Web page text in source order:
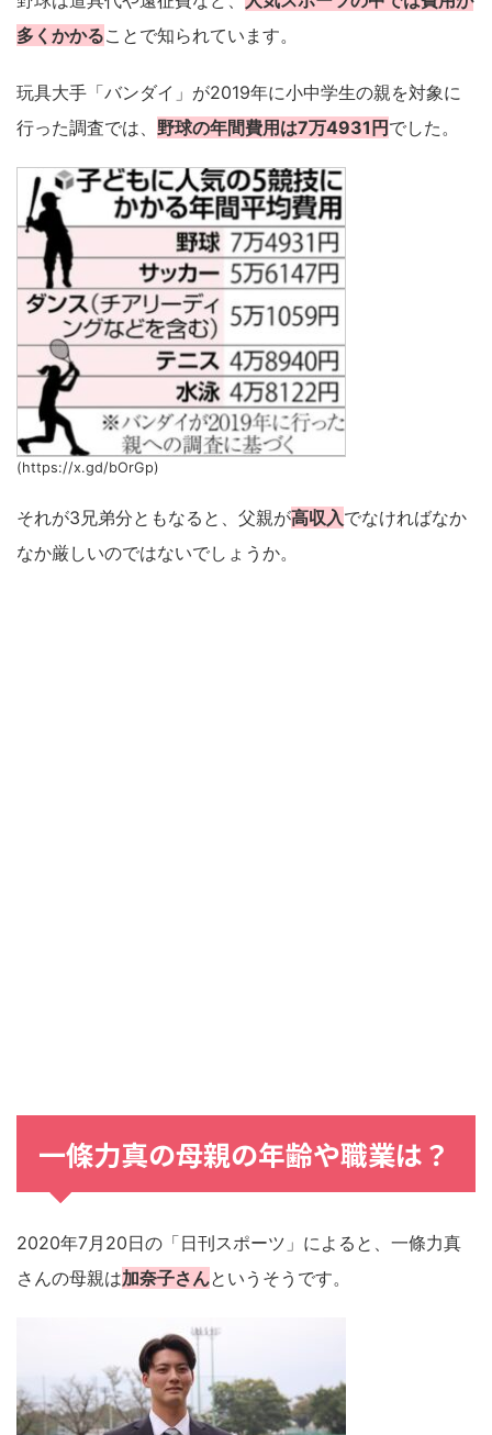
多くかかることで知られています。
玩具大手「バンダイ」が2019年に小中学生の親を対象に
行った調査では、 野球の年間費用は7万4931円 でした。
(https://x.gd/bOrGp)
それが3兄弟分ともなると、父親が高収入でなければなか
なか厳しいのではないでしょうか。
一條力真の母親の年齢や職業は？
2020年7月20日の「日刊スポーツ」によると、一條力真
さんの母親は加奈子さんというそうです。